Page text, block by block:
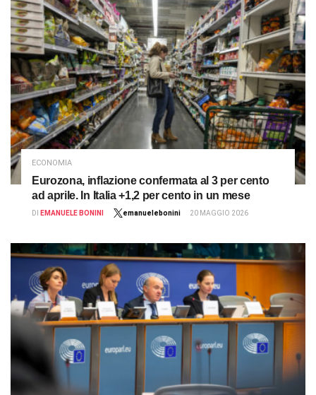
ECONOMIA
Eurozona, inflazione confermata al 3 per cento
ad aprile. In Italia +1,2 per cento in un mese
DI EMANUELE BONINI emanuelebonini 20 MAGGIO 2026